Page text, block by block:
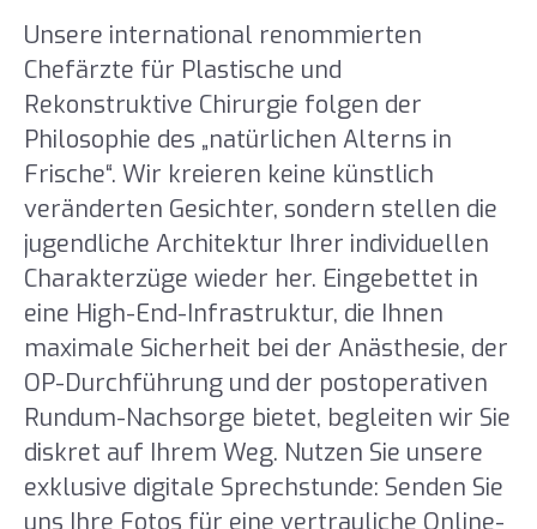
Unsere international renommierten
Chefärzte für Plastische und
Rekonstruktive Chirurgie folgen der
Philosophie des „natürlichen Alterns in
Frische“. Wir kreieren keine künstlich
veränderten Gesichter, sondern stellen die
jugendliche Architektur Ihrer individuellen
Charakterzüge wieder her. Eingebettet in
eine High-End-Infrastruktur, die Ihnen
maximale Sicherheit bei der Anästhesie, der
OP-Durchführung und der postoperativen
Rundum-Nachsorge bietet, begleiten wir Sie
diskret auf Ihrem Weg. Nutzen Sie unsere
exklusive digitale Sprechstunde: Senden Sie